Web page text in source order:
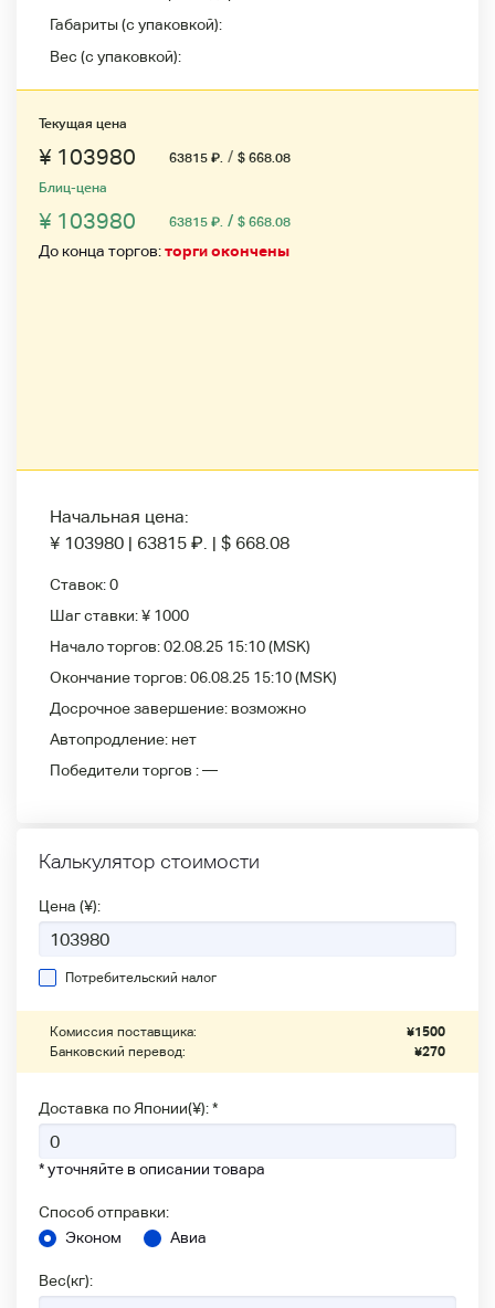
Габариты (с упаковкой):
Вес (с упаковкой):
Текущая цена
¥ 103980 63815 ₽. / $ 668.08
Блиц-цена
¥ 103980 63815 ₽. / $ 668.08
До конца торгов:торги окончены
Начальная цена:
¥ 103980 | 63815 ₽. | $ 668.08
Ставок:0
Шаг ставки:¥ 1000
Начало торгов:02.08.25 15:10(MSK)
Окончание торгов:06.08.25 15:10(MSK)
Досрочное завершение: возможно
Автопродление: нет
Победители
торгов :—
Калькулятор стоимости
Цена (¥):
Потребительский налог
Комиссия поставщика: ¥1500
Банковский перевод:
¥270
Доставка по Японии(¥): *
* уточняйте в описании товара
Способ отправки:
Эконом
Авиа
Вес(кг):